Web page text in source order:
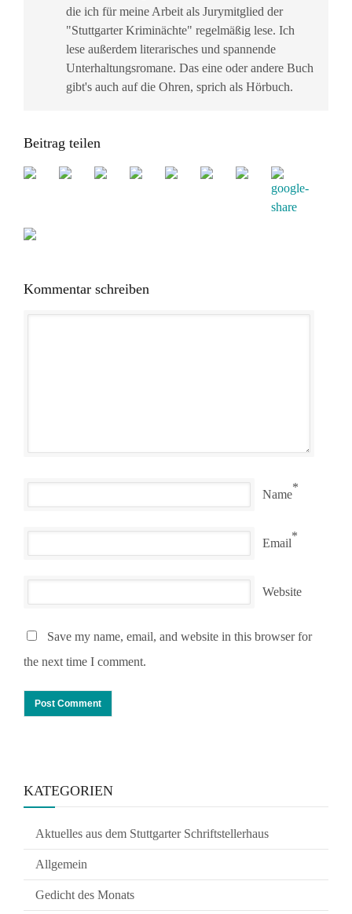
die ich für meine Arbeit als Jurymitglied der
"Stuttgarter Kriminächte" regelmäßig lese. Ich
lese außerdem literarisches und spannende
Unterhaltungsromane. Das eine oder andere Buch
gibt's auch auf die Ohren, sprich als Hörbuch.
Beitrag teilen
Kommentar schreiben
Name
*
Email
*
Website
Save my name, email, and website in this browser for
the next time I comment.
KATEGORIEN
Aktuelles aus dem Stuttgarter Schriftstellerhaus
Allgemein
Gedicht des Monats